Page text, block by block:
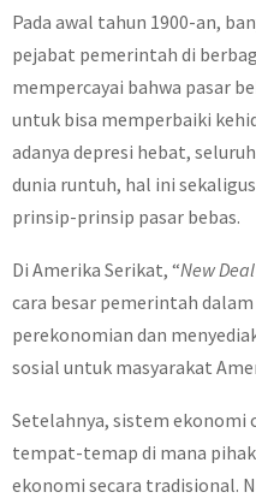
Pada awal tahun 1900-an,
pejabat pemerintah di
mempercayai bahwa pasar
untuk bisa memperbaiki
adanya depresi hebat,
dunia runtuh, hal ini
prinsip-prinsip pasar bebas.
Di Amerika Serikat, “New
cara besar pemerintah
perekonomian dan
sosial untuk masyarakat
Setelahnya, sistem ekonomi
tempat-temap di mana
ekonomi secara tradisional.